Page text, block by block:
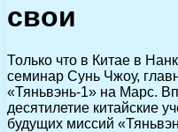
свои
Только что в Китае в
семинар Сунь Чжоу,
«Тяньвэнь-1» на Марс.
десятилетие китайские
будущих миссий